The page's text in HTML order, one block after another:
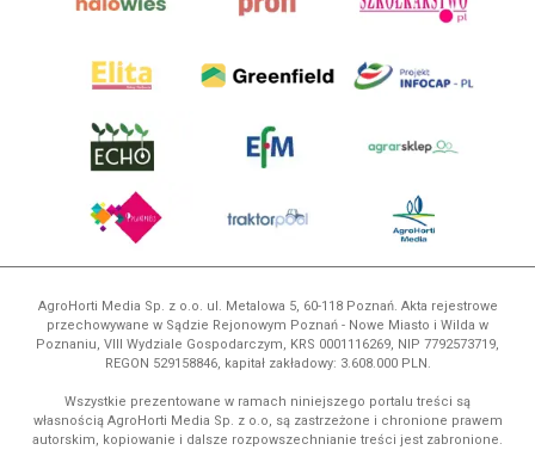
AgroHorti Media Sp. z o.o. ul. Metalowa 5, 60-118 Poznań. Akta rejestrowe
przechowywane w Sądzie Rejonowym Poznań - Nowe Miasto i Wilda w
Poznaniu, VIII Wydziale Gospodarczym, KRS 0001116269, NIP 7792573719,
REGON 529158846, kapitał zakładowy: 3.608.000 PLN.
Wszystkie prezentowane w ramach niniejszego portalu treści są
własnością AgroHorti Media Sp. z o.o, są zastrzeżone i chronione prawem
autorskim, kopiowanie i dalsze rozpowszechnianie treści jest zabronione.